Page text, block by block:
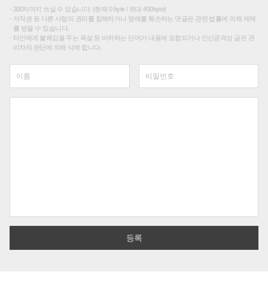
200자까지 쓰실 수 있습니다. (현재 0 byte / 최대 400byte)
저작권 등 다른 사람의 권리를 침해하거나 명예를 훼손하는 댓글은 관련 법률에 의해 제재
를 받을 수 있습니다.
타인에게 불쾌감을 주는 욕설 등 비하하는 단어가 내용에 포함되거나 인신공격성 글은 관
리자의 판단에 의해 삭제 합니다.